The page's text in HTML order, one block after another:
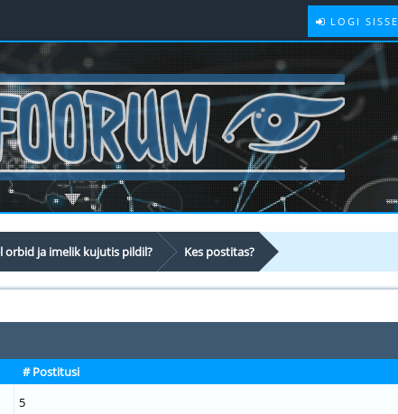
LOGI SISSE
orbid ja imelik kujutis pildil? Kes postitas?
# Postitusi
5